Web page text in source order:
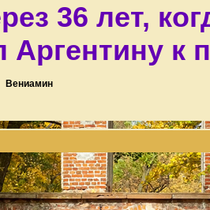
36 лет,
к
Вениамин